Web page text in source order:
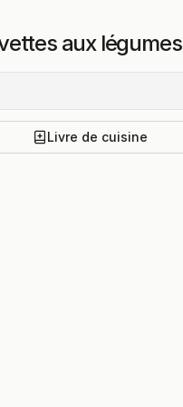
aux légumes
Livre de cuisine